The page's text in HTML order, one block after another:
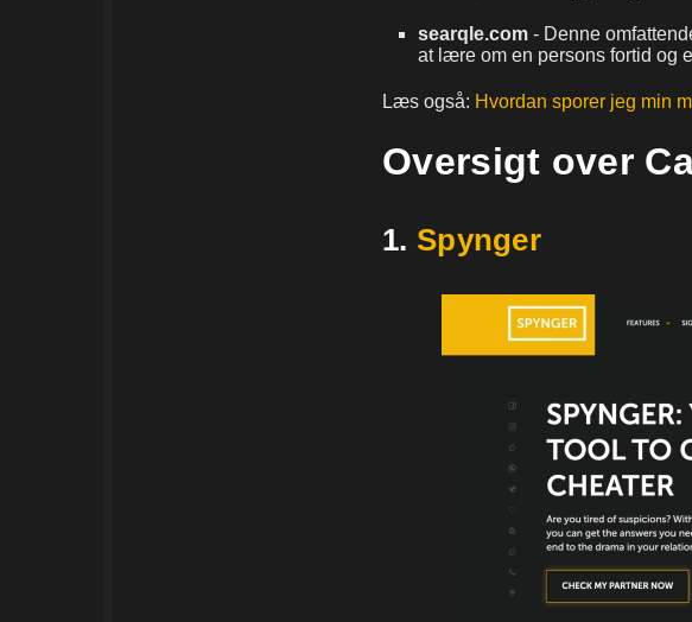
searqle.com - Denne
at lære om en persons fortid og
Læs også: Hvordan sporer jeg min
Oversigt over
1. Spynger